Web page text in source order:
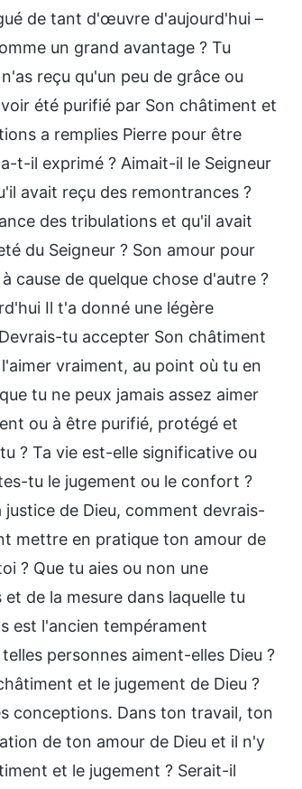
de tant d'œuvre d'aujourd'hui –
un grand avantage ? Tu
reçu qu'un peu de grâce ou
été purifié par Son châtiment et
a remplies Pierre pour être
t-il exprimé ? Aimait-il le Seigneur
avait reçu des remontrances ?
des tribulations et qu'il avait
du Seigneur ? Son amour pour
cause de quelque chose d'autre ?
Il t'a donné une légère
tu accepter Son châtiment
vraiment, au point où tu en
tu ne peux jamais assez aimer
ou à être purifié, protégé et
? Ta vie est-elle significative ou
tu le jugement ou le confort ?
de Dieu, comment devrais-
mettre en pratique ton amour de
? Que tu aies ou non une
de la mesure dans laquelle tu
est l'ancien tempérament
personnes aiment-elles Dieu ?
et le jugement de Dieu ?
conceptions. Dans ton travail, ton
de ton amour de Dieu et il n'y
et le jugement ? Serait-il